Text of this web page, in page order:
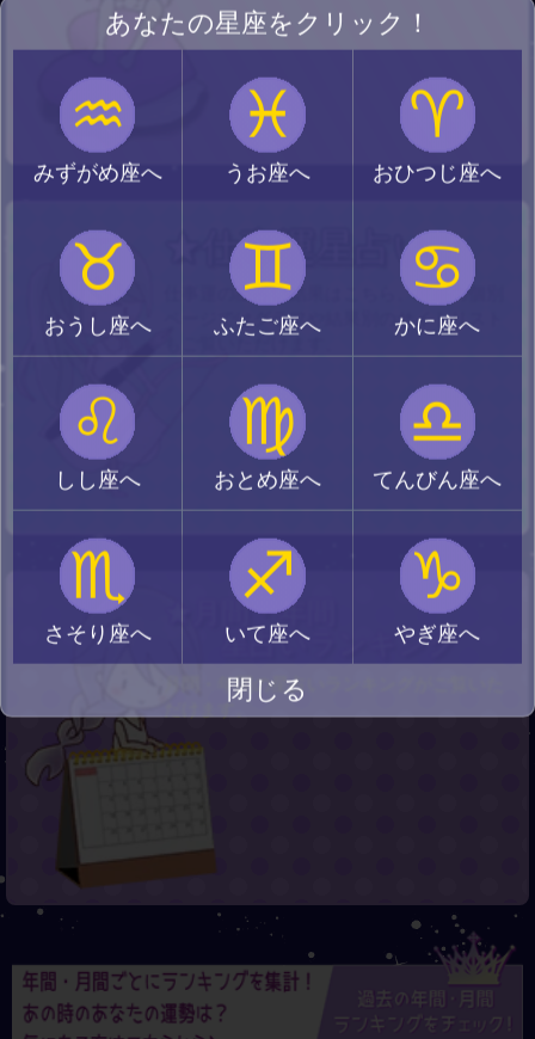
あなたの星座をクリック！
♒
みずがめ座へ
♓
うお座へ
♈
おひつじ座へ
♉
おうし座へ
♊
ふたご座へ
♋
かに座へ
♌
しし座へ
♍
おとめ座へ
♎
てんびん座へ
♏
さそり座へ
♐
いて座へ
♑
やぎ座へ
閉じる
★仕事運星占い
仕事運の星占い結果はこちら。星座の個別
ページではグラフや結果別のサイトリスト
もご覧いただけます。
★月間・年間
星占いランキング
月間・年間の星占いランキングがご覧いた
だけます。